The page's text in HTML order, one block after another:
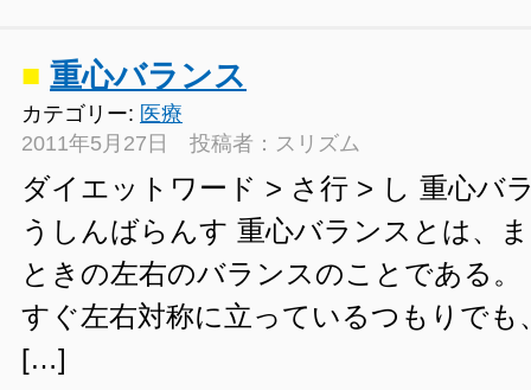
■ 重心バランス
カテゴリー: 医療
2011年5月27日 投稿者：スリズム
ダイエットワード > さ行 > し 重心バ
うしんばらんす 重心バランスとは、
ときの左右のバランスのことである
すぐ左右対称に立っているつもりでも
[…]